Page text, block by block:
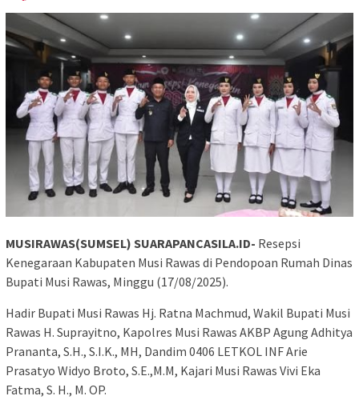
MUSIRAWAS(SUMSEL) SUARAPANCASILA.ID- Resepsi
Kenegaraan Kabupaten Musi Rawas di Pendopoan Rumah Dinas
Bupati Musi Rawas, Minggu (17/08/2025).
Hadir Bupati Musi Rawas Hj. Ratna Machmud, Wakil Bupati Musi
Rawas H. Suprayitno, Kapolres Musi Rawas AKBP Agung Adhitya
Prananta, S.H., S.I.K., MH, Dandim 0406 LETKOL INF Arie
Prasatyo Widyo Broto, S.E.,M.M, Kajari Musi Rawas Vivi Eka
Fatma, S. H., M. OP.